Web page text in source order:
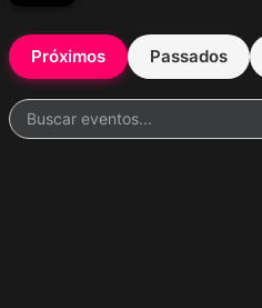
Próximos Passados